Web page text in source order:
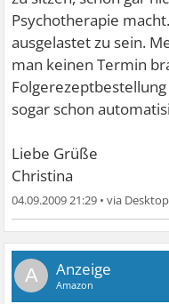
Psychotherapie
ausgelastet zu sein.
man keinen Termin
sogar schon
Liebe Grüße
Christina
04.09.2009 21:29 •
A